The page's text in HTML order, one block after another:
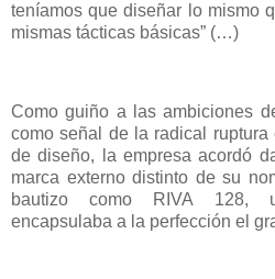
teníamos que diseñar lo mismo
mismas tácticas básicas” (…)
Como guiño a las ambiciones
como señal de la radical
de diseño, la empresa acordó
marca externo distinto de su
bautizo como RIVA 128,
encapsulaba a la perfección el